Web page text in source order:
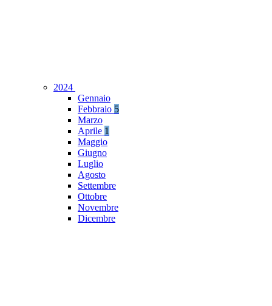
2024
Gennaio
Febbraio 5
Marzo
Aprile 1
Maggio
Giugno
Luglio
Agosto
Settembre
Ottobre
Novembre
Dicembre